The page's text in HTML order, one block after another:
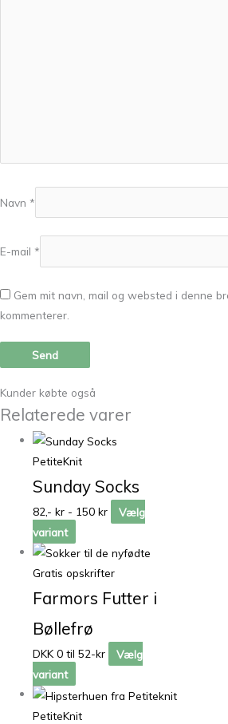
Navn *
E-mail *
Gem mit navn, mail og websted i denne
kommenterer.
Kunder købte også
Relaterede varer
PetiteKnit
Sunday Socks
82,- kr - 150 kr
Vælg
variant
Gratis opskrifter
Farmors Futter i
Bøllefrø
DKK 0 til 52-kr
Vælg
variant
PetiteKnit